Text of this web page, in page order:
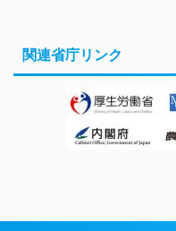
関連省庁リンク